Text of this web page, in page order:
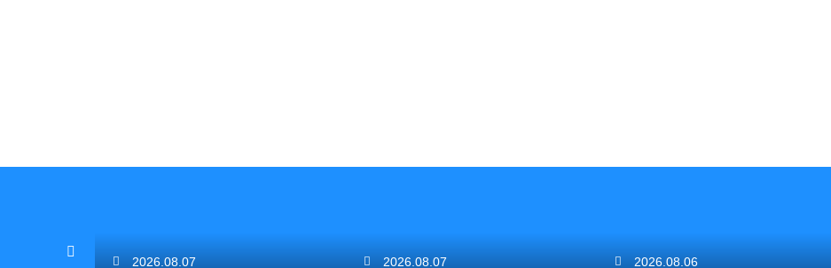
2026.08.07 2026.08.07 2026.08.06